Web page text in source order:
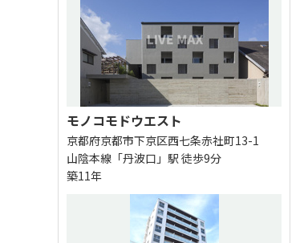
モノコモドウエスト
京都府京都市下京区西七条赤社町13-1
山陰本線「丹波口」駅 徒歩9分
築11年